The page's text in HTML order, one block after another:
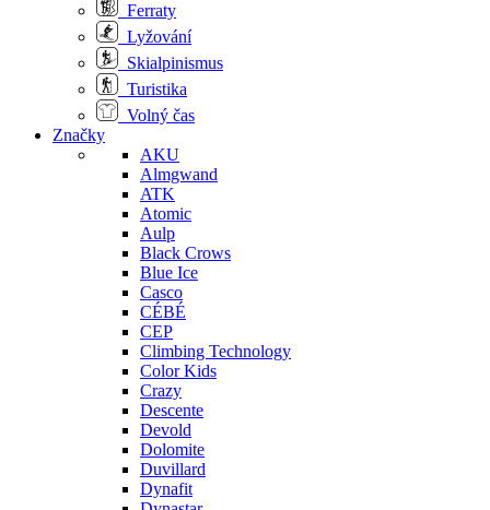
Ferraty
Lyžování
Skialpinismus
Turistika
Volný čas
Značky
AKU
Almgwand
ATK
Atomic
Aulp
Black Crows
Blue Ice
Casco
CÉBÉ
CEP
Climbing Technology
Color Kids
Crazy
Descente
Devold
Dolomite
Duvillard
Dynafit